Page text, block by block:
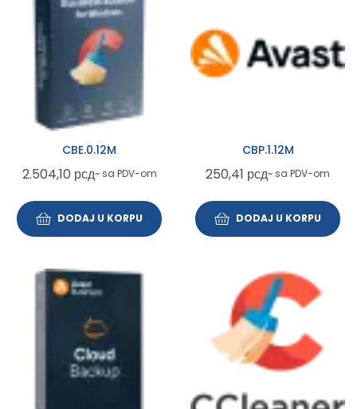
CBE.0.12M
2.504,10 рсд~ sa PDV-om
DODAJ U KORPU
CBP.1.12M
250,41 рсд~ sa PDV-om
DODAJ U KORPU